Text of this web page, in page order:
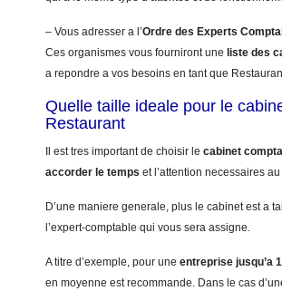
– Vous adresser a l’Ordre des Experts
Ces organismes vous fourniront une liste des
a repondre a vos besoins en tant que
Quelle taille ideale pour le
Restaurant
Il est tres important de choisir le cabinet
accorder le temps et l’attention necessaires
D’une maniere generale, plus le cabinet est a
l’expert-comptable qui vous sera assigne.
A titre d’exemple, pour une entreprise jusqu’a
en moyenne est recommande. Dans le cas